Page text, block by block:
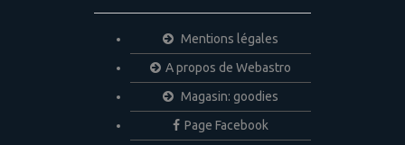
Mentions légales
A propos de Webastro
Magasin: goodies
Page Facebook